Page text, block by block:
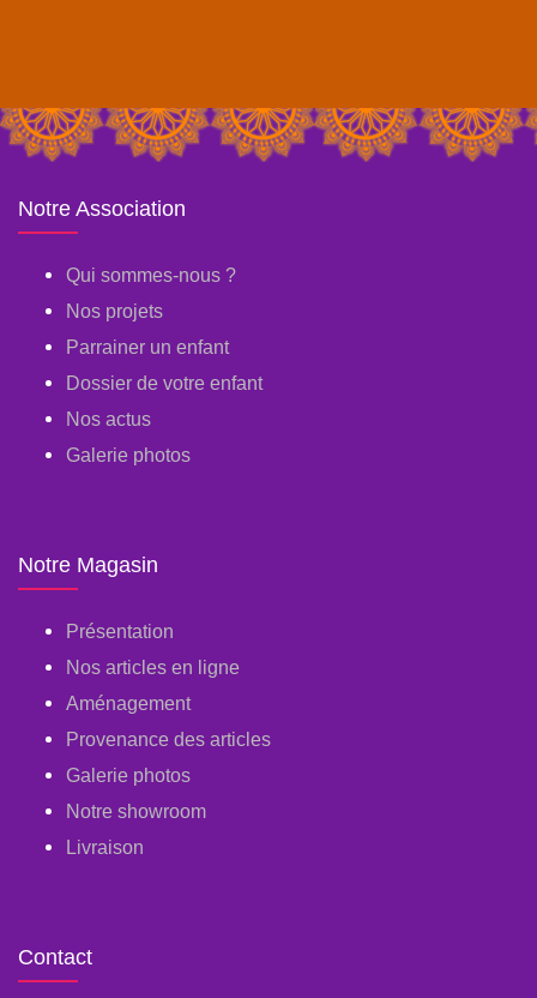
Notre Association
Qui sommes-nous ?
Nos projets
Parrainer un enfant
Dossier de votre enfant
Nos actus
Galerie photos
Notre Magasin
Présentation
Nos articles en ligne
Aménagement
Provenance des articles
Galerie photos
Notre showroom
Livraison
Contact